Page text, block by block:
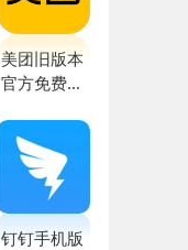
美团旧版本
官方免费下
钉钉手机版